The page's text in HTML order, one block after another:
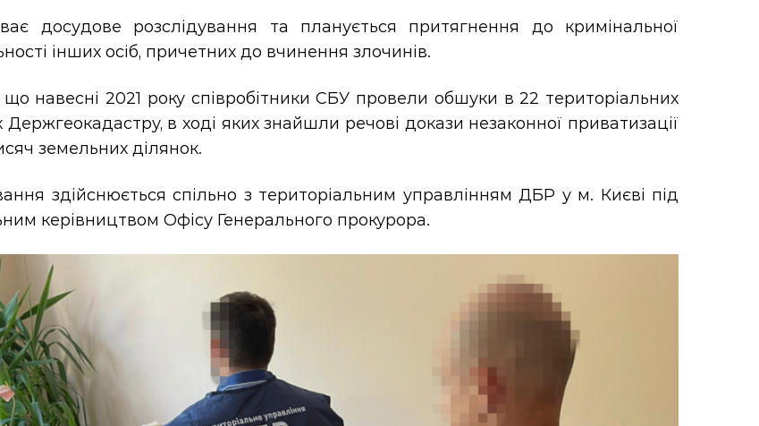
досудове розслідування та планується притягнення до кримінальної
інших осіб, причетних до вчинення злочинів.
навесні 2021 року співробітники СБУ провели обшуки в 22 територіальних
Держгеокадастру, в ході яких знайшли речові докази незаконної приватизації
земельних ділянок.
здійснюється спільно з територіальним управлінням ДБР у м. Києві під
керівництвом Офісу Генерального прокурора.